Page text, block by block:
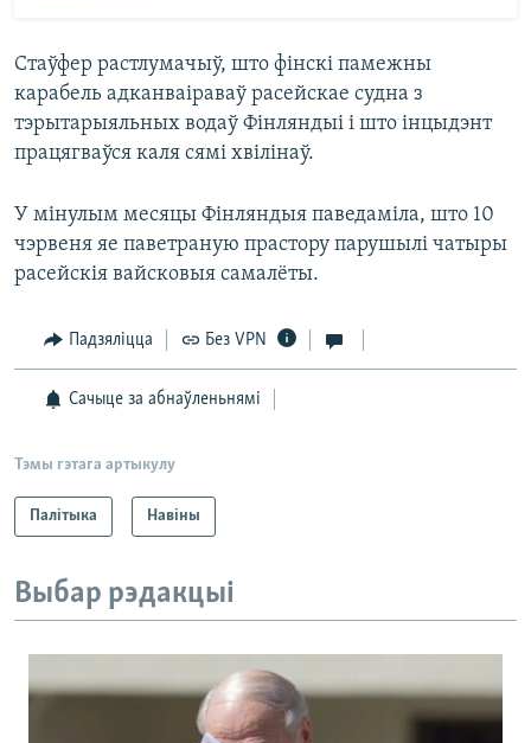
Стаўфер растлумачыў, што фінскі памежны
карабель адканваіраваў расейскае судна з
тэрытарыяльных водаў Фінляндыі і што інцыдэнт
працягваўся каля сямі хвілінаў.
У мінулым месяцы Фінляндыя паведаміла, што 10
чэрвеня яе паветраную прастору парушылі чатыры
расейскія вайсковыя самалёты.
Падзяліцца Без VPN
Сачыце за абнаўленьнямі
Тэмы гэтага артыкулу
Палітыка Навіны
Выбар рэдакцыі